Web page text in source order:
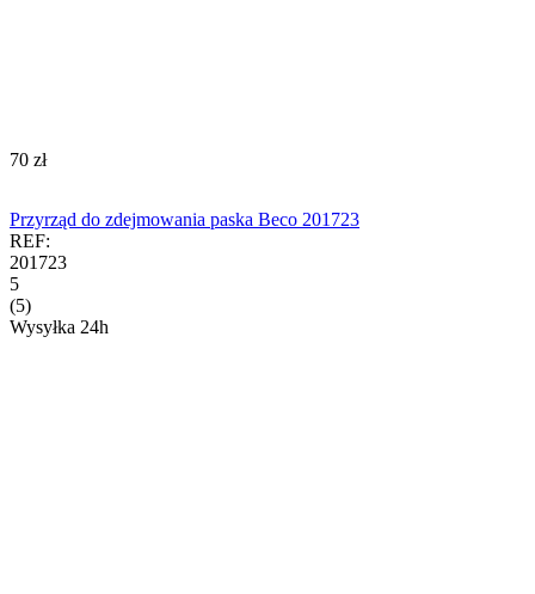
‍70‍ zł
Przyrząd do zdejmowania paska Beco 201723
REF:
201723
5
(5)
Wysyłka 24h